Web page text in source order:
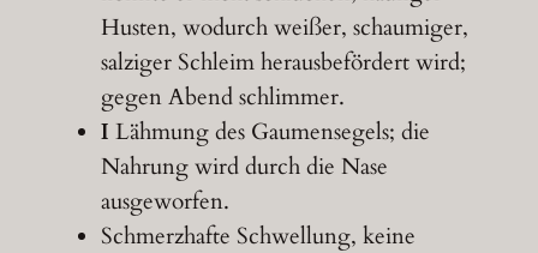
Husten, wodurch weißer, schaumiger,
salziger Schleim herausbefördert wird;
gegen Abend schlimmer.
I Lähmung des Gaumensegels; die
Nahrung wird durch die Nase
ausgeworfen.
Schmerzhafte Schwellung, keine